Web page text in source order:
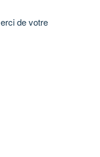
de votre